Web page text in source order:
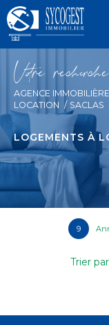
Vore recece
AGENCE
LOCATION
SACLAS
LOGEMENTS À
9
Trier par